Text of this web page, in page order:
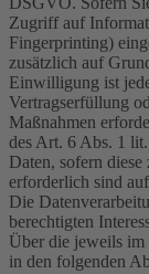
Zugriff auf
Fingerprinting)
zusätzlich auf
Einwilligung ist
Vertragserfüllung
Maßnahmen
des Art. 6 Abs. 1
Daten, sofern
erforderlich sind
Die
berechtigten
Über die jeweils im
in den folgenden